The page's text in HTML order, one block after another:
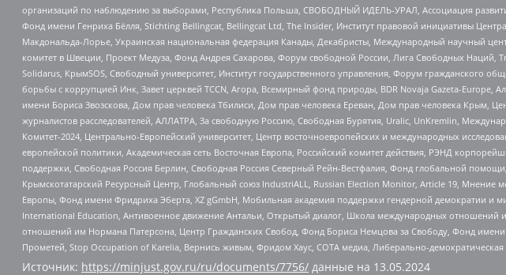
организаций по наблюдению за выборами, Республика Польша, СВОБОДНЫЙ ИДЕЛЬ-УРАЛ, Ассоциация
Фонд имени Генриха Бёлля, Stichting Bellingcat, Bellingcat Ltd, The Insider, Институт правовой инициативы
Макдональда-Лорье, Украинская национальная федерация Канады, Декабристы, Международный научный
комитет в Швеции, Проект Медуза, Фонд Андрея Сахарова, Форум свободной России, Лига Свободных
Solidarus, КрымSOS, Свободный университет, Институт государственного управления, Форум гражданского
борьбы с коррупцией Инк, Завет церквей TCCN, Агора, Всемирный фонд природы, BDR Novaja Gazeta-
имени Бориса Звозскова, Дом прав человека Тбилиси, Дом прав человека Ереван, Дом прав человека Крым,
журналистов расследователей, АЛЛАТРА, За свободную Россию, Свободная Бурятия, Uralic, UnKremlin,
Комитет-2024, Центрально-Европейский университет, Центр восточноевропейских и международных
европейской политики, Академическая сеть Восточная Европа, Российский комитет действия, РЭНД
поддержки, Свободная Россия Берлин, Свободная Россия Северный Рейн-Вестфалия, Фонд глобальной
Крымскотатарский Ресурсный Центр, Глобальный союз IndustriALL, Russian Election Monitor, Article 19,
Европы, Фонд имени Фридриха Эберта, XZ gGmbH, Мобильная академия поддержки гендерной демократии
International Education, Антивоенное движение Антальи, Открытый диалог, Школа международных отношений
отношений им Нормана Патерсона, Центр Гражданских Свобод, Фонд Бориса Немцова за Свободу, Фонд
Прометей, Stop Occupation of Karelia, Вернись живым, Фридом Хаус, СОТА медиа, Либерально-
Источник: https://minjust.gov.ru/ru/documents/7756/ данные на 13.05.2024